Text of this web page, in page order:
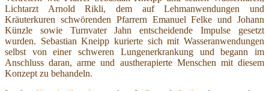
Lichtarzt Arnold Rikli, dem auf Lehmanwendungen und
Kräuterkuren schwörenden Pfarrern Emanuel Felke und Johann
Künzle sowie Turnvater Jahn entscheidende Impulse gesetzt
wurden. Sebastian Kneipp kurierte sich mit Wasseranwendungen
selbst von einer schweren Lungenerkrankung und begann im
Anschluss daran, arme und austherapierte Menschen mit diesem
Konzept zu behandeln.